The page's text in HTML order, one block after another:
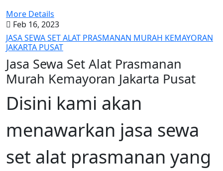
More Details
Feb 16, 2023
JASA SEWA SET ALAT PRASMANAN MURAH KEMAYORAN
JAKARTA PUSAT
Jasa Sewa Set Alat Prasmanan
Murah Kemayoran Jakarta Pusat
Disini kami akan
menawarkan jasa sewa
set alat prasmanan yang